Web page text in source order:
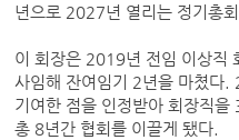
년으로 2027년 열리는 정기총
이 회장은 2019년 전임 이상직
사임해 잔여임기 2년을 마쳤다.
기여한 점을 인정받아 회장직
총 8년간 협회를 이끌게 됐다.